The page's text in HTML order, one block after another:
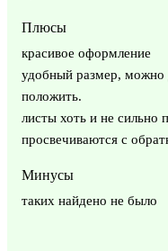
Плюсы
красивое оформление
удобный размер,
положить.
листы хоть и не сильно
просвечиваются с
Минусы
таких найдено не было